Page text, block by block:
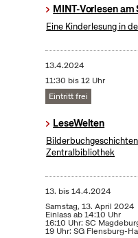
MINT-Vorlesen
Eine Kinderlesung in
13.4.2024
11:30 bis 12 Uhr
Eintritt frei
LeseWelten
Zentralbibliothek
13. bis14.4.2024
Samstag, 13. April 2024
Einlass ab 14:10 Uhr
16:10 Uhr: SC
19 Uhr: SG Flensburg-